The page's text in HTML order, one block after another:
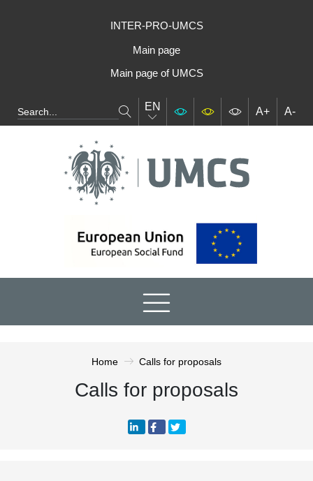
INTER-PRO-UMCS
Main page
Main page of UMCS
EN A+ A-
Home Calls for proposals
Calls for proposals